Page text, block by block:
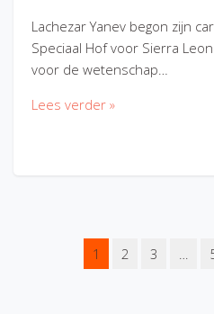
Lachezar Yanev begon zijn
Speciaal Hof voor Sierra
voor de wetenschap…
Lees verder »
1 2 3 …